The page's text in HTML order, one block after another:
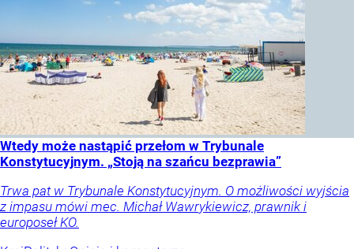
Wtedy może nastąpić przełom w Trybunale
Konstytucyjnym. „Stoją na szańcu bezprawia”
Trwa pat w Trybunale Konstytucyjnym. O możliwości wyjścia
z impasu mówi mec. Michał Wawrykiewicz, prawnik i
europoseł KO.